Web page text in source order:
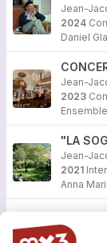
Jean-
2024
Daniel
Jean-
2023
Jean-
2021